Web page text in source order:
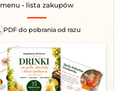
menu • lista zakupów
PDF do pobrania od razu